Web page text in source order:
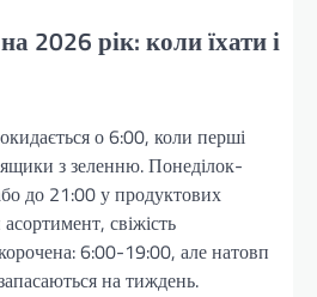
2026 рік: коли їхати і
о 6:00, коли перші
з зеленню. Понеділок-
до 21:00 у продуктових
свіжість
6:00-19:00, але натовп
на тиждень.